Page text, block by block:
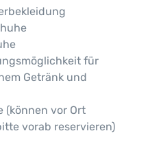
für
Getränk und
(können vor Ort
vorab reservieren)